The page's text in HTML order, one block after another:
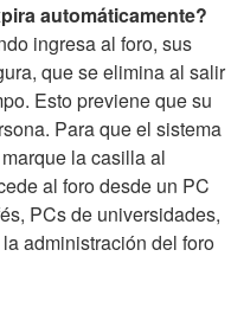
automáticamente?
ingresa al foro, sus
que se elimina al salir
Esto previene que su
Para que el sistema
la casilla al
al foro desde un PC
PCs de universidades,
administración del foro